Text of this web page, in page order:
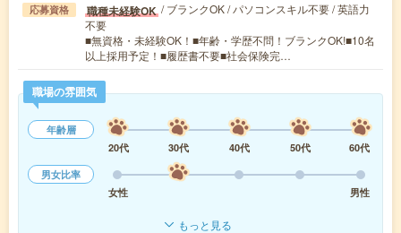
応募資格 職種未経験OK / ブランクOK / パソコンスキル不要 / 英語力
不要
■無資格・未経験OK！■年齢・学歴不問！ブランクOK!■10名
以上採用予定！■履歴書不要■社会保険完…
職場の雰囲気
年齢層
20代
30代 40代 50代
60代
男女比率
女性
男性
もっと見る